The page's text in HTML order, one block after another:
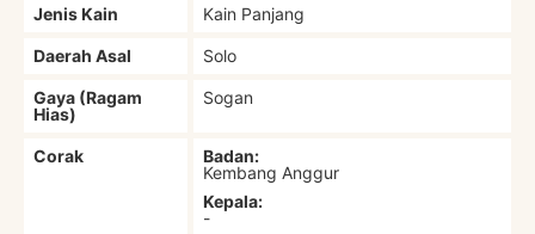
Jenis Kain Kain Panjang
Daerah Asal Solo
Gaya (Ragam
Hias)
Sogan
Corak
Badan:
Kembang Anggur
Kepala:
-